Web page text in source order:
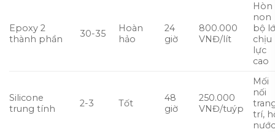
Epoxy 2
thành phần
30-35
Hoàn
hảo
24
giờ
800.000
VNĐ/lít
Hòn
non
bộ
chịu
lực
cao
Silicone
trung tính
2-3 Tốt
48
giờ
250.000
VNĐ/tuýp
Mối
nối
trí,